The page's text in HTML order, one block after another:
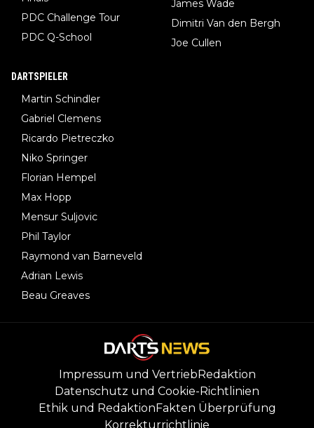
PDC Challenge Tour
PDC Q-School
James Wade
Dimitri Van den Bergh
Joe Cullen
DARTSPIELER
Martin Schindler
Gabriel Clemens
Ricardo Pietreczko
Niko Springer
Florian Hempel
Max Hopp
Mensur Suljovic
Phil Taylor
Raymond van Barneveld
Adrian Lewis
Beau Greaves
Impressum und VertriebRedaktion
Datenschutz und Cookie-Richtlinien
Ethik und RedaktionFakten Überprüfung
Korrekturrichtlinie